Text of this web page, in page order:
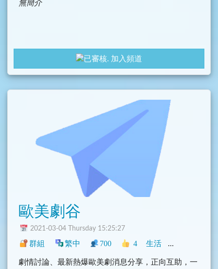
無簡介
加入頻道
歐美劇谷
2021-03-04 Thursday 15:25:27
群組 繁中 700 4 生活 中文圈
劇情討論、最新熱爆歐美劇消息分享，正向互助，一